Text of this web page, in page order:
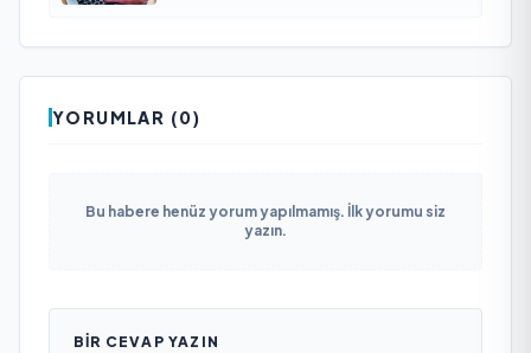
YORUMLAR (0)
Bu habere henüz yorum yapılmamış. İlk yorumu siz
yazın.
BIR CEVAP YAZIN